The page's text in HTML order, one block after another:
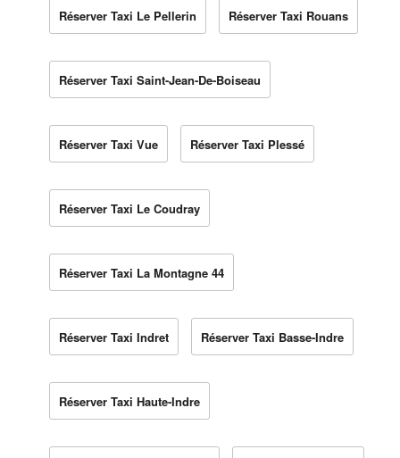
Réserver Taxi Le Pellerin Réserver Taxi Rouans
Réserver Taxi Saint-Jean-De-Boiseau
Réserver Taxi Vue Réserver Taxi Plessé
Réserver Taxi Le Coudray
Réserver Taxi La Montagne 44
Réserver Taxi Indret Réserver Taxi Basse-Indre
Réserver Taxi Haute-Indre